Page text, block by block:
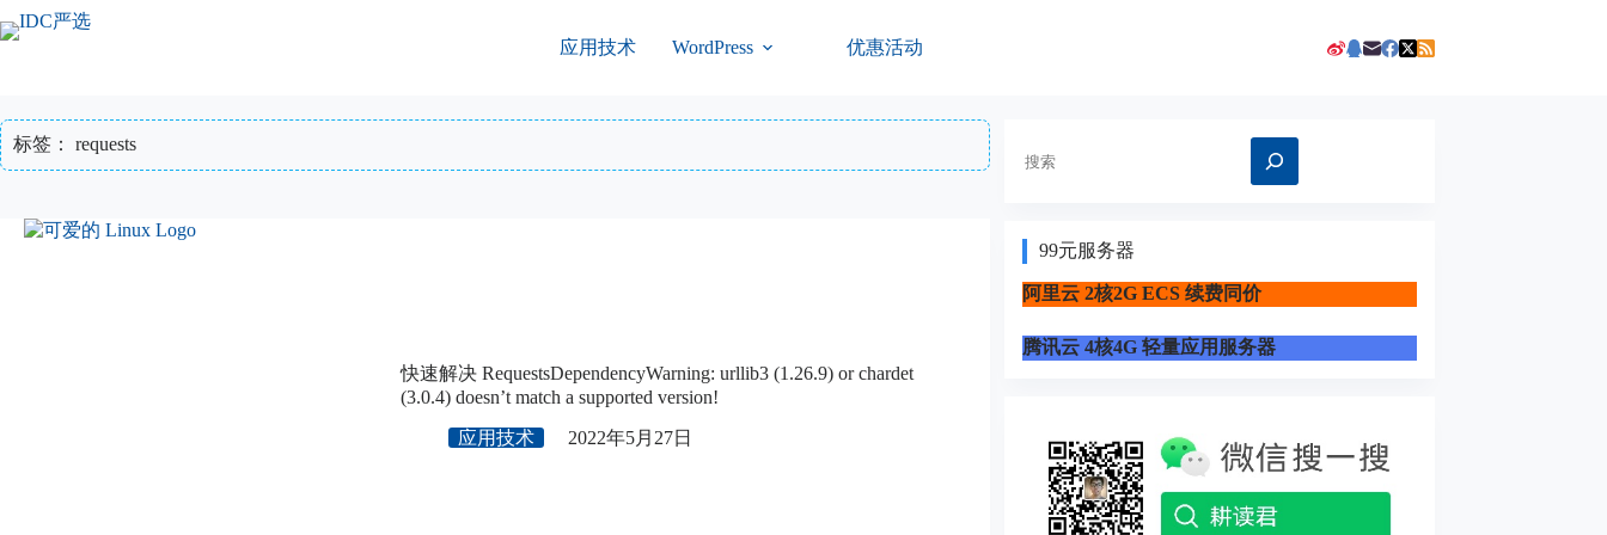
至
应用技术 WordPress 优惠活动
标签： requests
快速解决 RequestsDependencyWarning: urllib3 (1.26.9) or chardet
(3.0.4) doesn’t match a supported version!
应用技术
2022年5月27日
索
99元服务器
阿里云 2核2G ECS 续费同价
腾讯云 4核4G 轻量应用服务器